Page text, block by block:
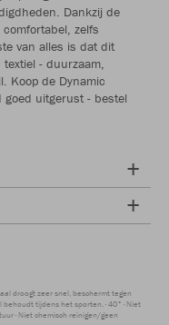
Dankzij de
zelfs
van alles is dat dit
- duurzaam,
Koop de Dynamic
goed uitgerust - bestel
droogt zeer snel, beschermt tegen
behoudt tijdens het sporten. 40° Niet
Niet chemisch reinigen/geen